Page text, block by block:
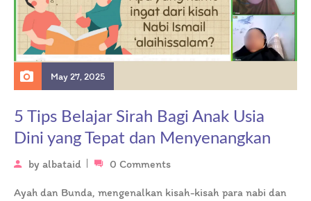
May 27, 2025
5 Tips Belajar Sirah Bagi Anak Usia
Dini yang Tepat dan Menyenangkan
by albataid 0 Comments
Ayah dan Bunda, mengenalkan kisah-kisah para nabi dan